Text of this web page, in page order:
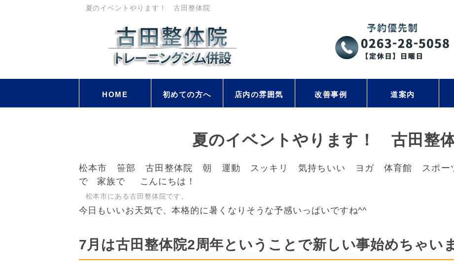
夏のイベントやります！ 古田整体院
HOME 初めての方へ 店内の雰囲気 改善事例 道案内
夏のイベントやります！ 古田整
松本市 笹部 古田整体院 朝 運動 スッキリ 気持ちいい ヨガ 体育館 スポー
で 家族で こんにちは！
松本市にある古田整体院です。
今日もいいお天気で、本格的に暑くなりそうな予感いっぱいですね^^
7月は古田整体院2周年ということで新しい事始めちゃい